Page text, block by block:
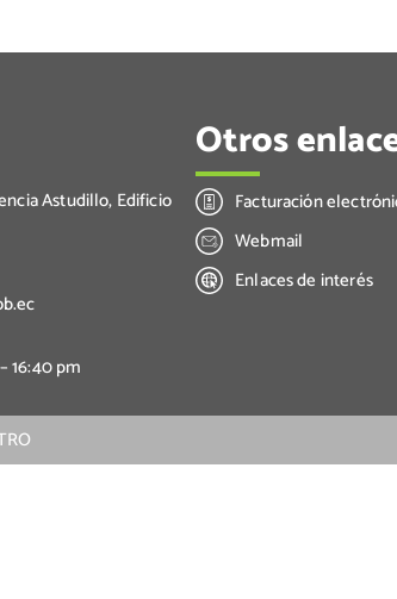
Astudillo, Edificio
16:40 pm
Otros
Facturación
Webmail
Enlaces de interés